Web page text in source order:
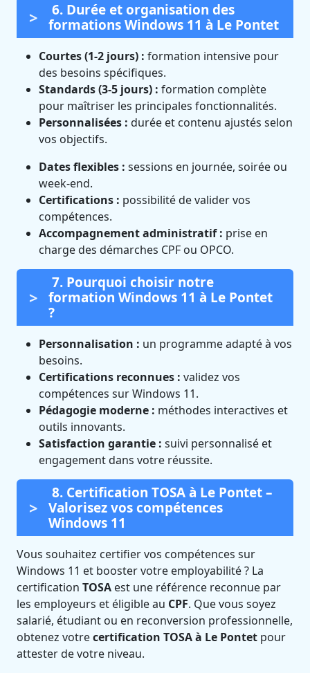
6. Durée et organisation des
formations Windows 11 à Le Pontet
Courtes (1-2 jours) : formation intensive pour
des besoins spécifiques.
Standards (3-5 jours) : formation complète
pour maîtriser les principales fonctionnalités.
Personnalisées : durée et contenu ajustés selon
vos objectifs.
Dates flexibles : sessions en journée, soirée ou
week-end.
Certifications : possibilité de valider vos
compétences.
Accompagnement administratif : prise en
charge des démarches CPF ou OPCO.
7. Pourquoi choisir notre
formation Windows 11 à Le Pontet
?
Personnalisation : un programme adapté à vos
besoins.
Certifications reconnues : validez vos
compétences sur Windows 11.
Pédagogie moderne : méthodes interactives et
outils innovants.
Satisfaction garantie : suivi personnalisé et
engagement dans votre réussite.
8. Certification TOSA à Le Pontet –
Valorisez vos compétences
Windows 11
Vous souhaitez certifier vos compétences sur
Windows 11 et booster votre employabilité ? La
certification TOSA est une référence reconnue par
les employeurs et éligible au CPF. Que vous soyez
salarié, étudiant ou en reconversion professionnelle,
obtenez votrecertification TOSA à Le Pontet pour
attester de votre niveau.